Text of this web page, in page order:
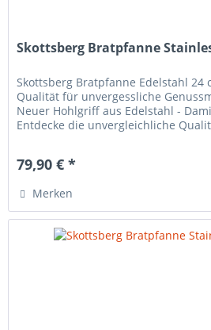
Skottsberg Bratpfanne
Skottsberg Bratpfanne Edelstahl 24
Qualität für unvergessliche
Neuer Hohlgriff aus Edelstahl -
Entdecke die unvergleichliche
79,90 € *
Merken